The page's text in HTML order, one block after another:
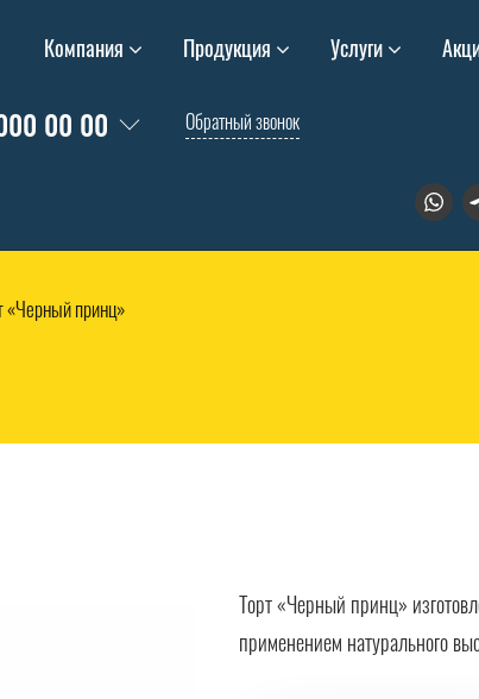
Компания Продукция Услуги
00 00 Обратный звонок
«Черный принц»
Торт «Черный принц»
применением натурального